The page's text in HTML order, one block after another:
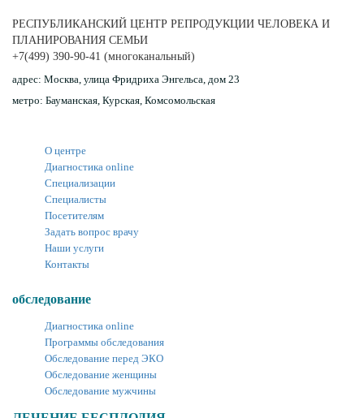
РЕСПУБЛИКАНСКИЙ ЦЕНТР РЕПРОДУКЦИИ ЧЕЛОВЕКА И
ПЛАНИРОВАНИЯ СЕМЬИ
+7(499) 390-90-41 (многоканальный)
адрес: Москва, улица Фридриха Энгельса, дом 23
метро: Бауманская, Курская, Комсомольская
О центре
Диагностика online
Специализации
Специалисты
Посетителям
Задать вопрос врачу
Наши услуги
Контакты
обследование
Диагностика online
Программы обследования
Обследование перед ЭКО
Обследование женщины
Обследование мужчины